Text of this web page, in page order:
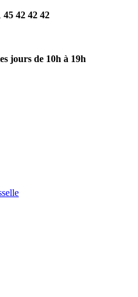
45 42 42 42
jours de 10h à 19h